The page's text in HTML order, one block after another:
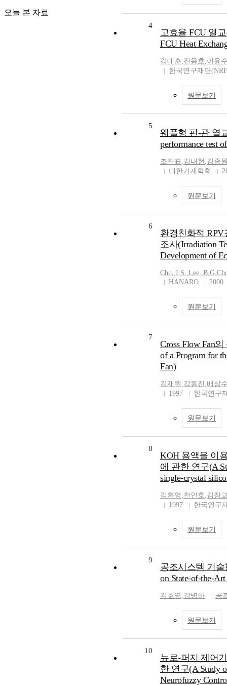
오늘 본 자료
4
고효율 FCU 열
FCU Heat
김대훈,전용호,이윤
한국연구재단
원문보기
5
웨플형 핀-관 열
performance test
조진표,김내현 ,김종
대한기계학회
원문보기
6
환경친화적 RPV
조사(Irradiation
Development of
Cho,,I.S.,Lee,,
HANARO
2000
원문보기
7
Cross Flow Fan
of a Program for
Fan)
김재원 ,강동진 ,배상
1997
한국연구
원문보기
8
KOH 용액을 이
에 관한 연구(A
single-crystal
김환영 ,천인호,김창
1997
한국연구
원문보기
9
공조시스템 기술
on State-of-the-
김호영 ,강병하 공
원문보기
10
뉴로-퍼지 제어
한 연구(A Study
Neurofuzzy